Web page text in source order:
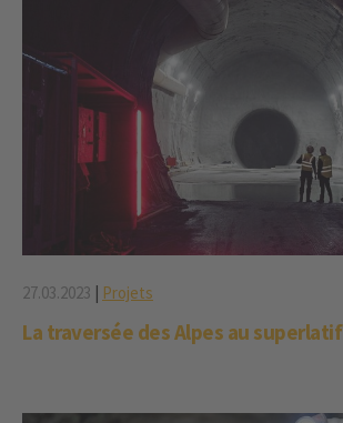
27.03.2023 Projets
La traversée des Alpes au superlatif